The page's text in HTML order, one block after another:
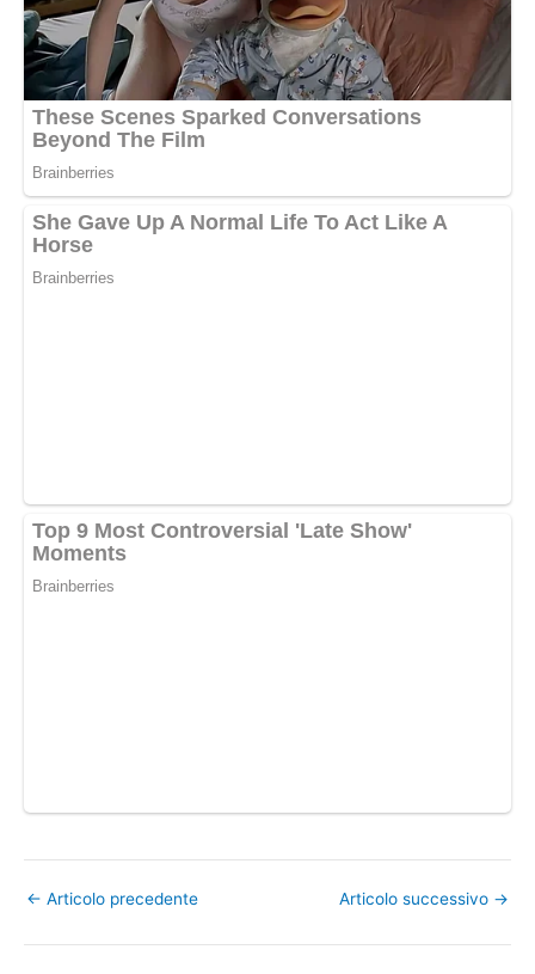
← Articolo precedente Articolo successivo →